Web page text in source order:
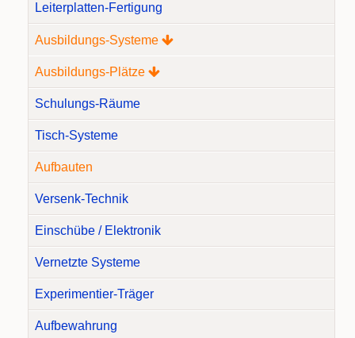
Leiterplatten-Fertigung
Ausbildungs-Systeme
Ausbildungs-Plätze
Schulungs-Räume
Tisch-Systeme
Aufbauten
Versenk-Technik
Einschübe / Elektronik
Vernetzte Systeme
Experimentier-Träger
Aufbewahrung